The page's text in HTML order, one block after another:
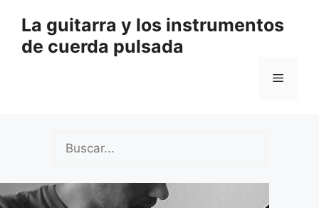
contenido
La guitarra y los instrumentos
de cuerda pulsada
Menú